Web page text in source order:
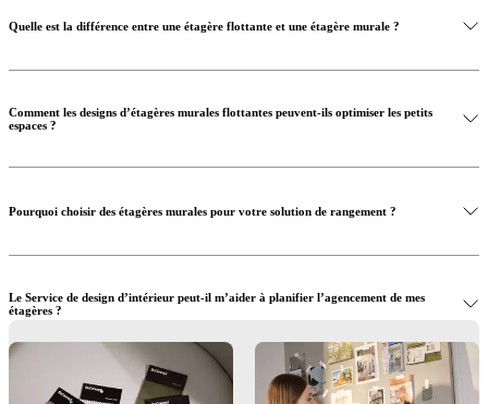
Quelle est la différence entre une étagère flottante et une étagère murale ?
Comment les designs d’étagères murales flottantes peuvent-ils optimiser les petits
espaces ?
Pourquoi choisir des étagères murales pour votre solution de rangement ?
Le Service de design d’intérieur peut-il m’aider à planifier l’agencement de mes
étagères ?
Où puis-je voir en personne toute votre gamme d’étagères flottantes ?